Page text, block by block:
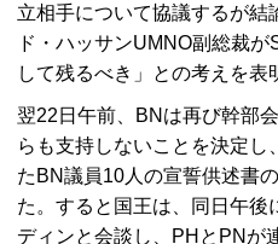
立相手について協議するが結
ド・ハッサンUMNO副総裁が
して残るべき」との考えを表
翌22日午前、 BN は再び幹部
らも支持しないことを決定し
た BN議員10人の宣誓供述書
た。すると国王は、同日午後
ディンと会談し、
PH と PN が